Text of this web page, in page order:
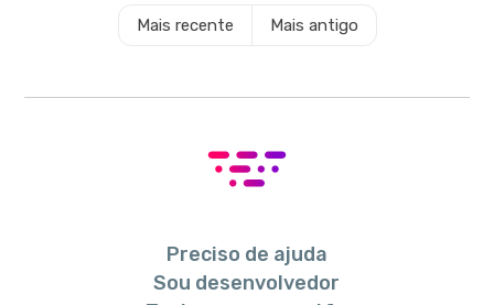
Mais recente Mais antigo
Preciso de ajuda
Sou desenvolvedor